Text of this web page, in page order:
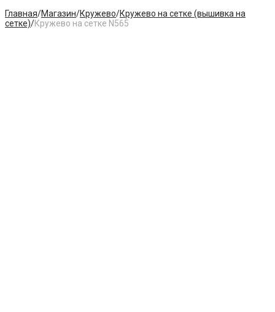
Главная/Магазин/Кружево/Кружево на сетке (вышивка на
сетке)/Кружево на сетке N565